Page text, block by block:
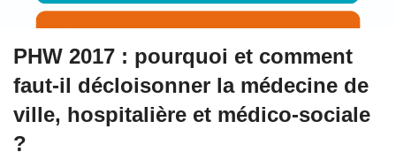
PHW 2017 : pourquoi et comment
faut-il décloisonner la médecine de
ville, hospitalière et médico-sociale
?